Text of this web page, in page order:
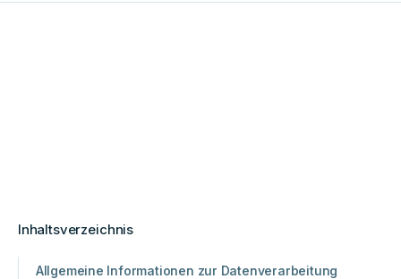
Inhaltsverzeichnis
Allgemeine Informationen zur Datenverarbeitung